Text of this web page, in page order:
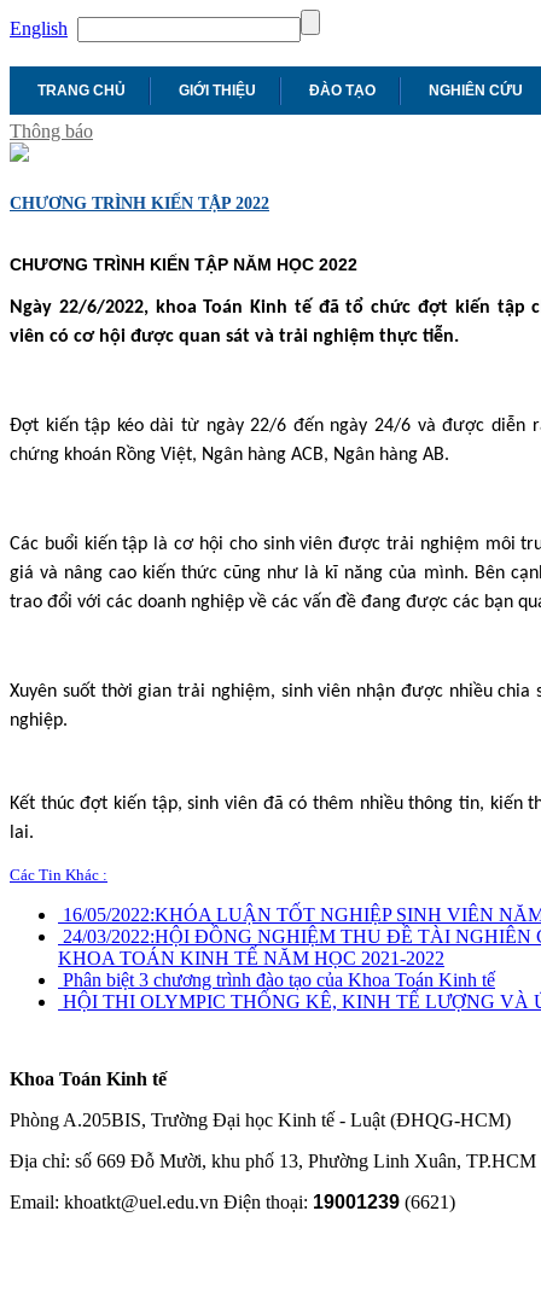
English
TRANG CHỦ GIỚI THIỆU ĐÀO TẠO NGHIÊN CỨU
Thông báo
CHƯƠNG TRÌNH KIẾN TẬP 2022
CHƯƠNG TRÌNH KIẾN TẬP NĂM HỌC 2022
Ngày 22/6/2022, khoa Toán Kinh tế đã tổ chức đợt kiến tập
viên có cơ hội được quan sát và trải nghiệm thực tiễn.
Đợt kiến tập kéo dài từ ngày 22/6 đến ngày 24/6 và được diễn
chứng khoán Rồng Việt, Ngân hàng ACB, Ngân hàng AB.
Các buổi kiến tập là cơ hội cho sinh viên được trải nghiệm môi
giá và nâng cao kiến thức cũng như là kĩ năng của mình. Bên
trao đổi với các doanh nghiệp về các vấn đề đang được các bạn
Xuyên suốt thời gian trải nghiệm, sinh viên nhận được nhiều
nghiệp.
Kết thúc đợt kiến tập, sinh viên đã có thêm nhiều thông tin, kiến
lai.
Các Tin Khác :
16/05/2022:KHÓA LUẬN TỐT NGHIỆP SINH VIÊN
24/03/2022:HỘI ĐỒNG NGHIỆM THU ĐỀ TÀI NGHIÊN
KHOA TOÁN KINH TẾ NĂM HỌC 2021-2022
Phân biệt 3 chương trình đào tạo của Khoa Toán Kinh tế
HỘI THI OLYMPIC THỐNG KÊ, KINH TẾ LƯỢNG VÀ
Khoa Toán Kinh tế
Phòng A.205BIS, Trường Đại học Kinh tế - Luật (ĐHQG-HCM)
Địa chỉ: số 669 Đỗ Mười, khu phố 13, Phường Linh Xuân, TP.HCM
Email: khoatkt@uel.edu.vn Điện thoại: 19001239 (6621)